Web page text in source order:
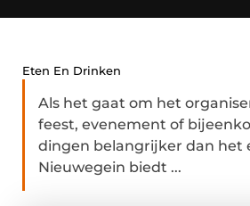
Eten En Drinken
Als het gaat om het
feest, evenement of
dingen belangrijker dan het
Nieuwegein biedt ...